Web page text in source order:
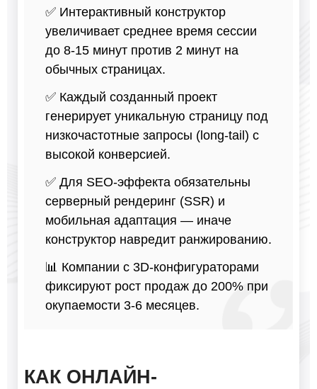
✅ Интерактивный конструктор
увеличивает среднее время сессии
до 8-15 минут против 2 минут на
обычных страницах.
✅ Каждый созданный проект
генерирует уникальную страницу под
низкочастотные запросы (long-tail) с
высокой конверсией.
✅ Для SEO-эффекта обязательны
серверный рендеринг (SSR) и
мобильная адаптация — иначе
конструктор навредит ранжированию.
📊 Компании с 3D-конфигураторами
фиксируют рост продаж до 200% при
окупаемости 3-6 месяцев.
КАК ОНЛАЙН-